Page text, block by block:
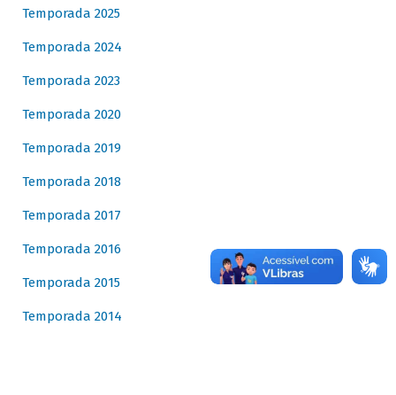
Temporada 2025
Temporada 2024
Temporada 2023
Temporada 2020
Temporada 2019
Temporada 2018
Temporada 2017
Temporada 2016
Temporada 2015
Temporada 2014